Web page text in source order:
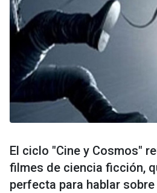
El ciclo "Cine y Cosmos"
filmes de ciencia ficción,
perfecta para hablar